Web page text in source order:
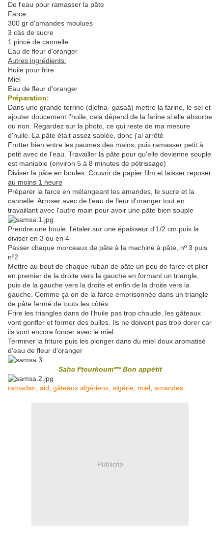
De l'eau pour ramasser la pâte
Farce:
300 gr d'amandes moulues
3 càs de sucre
1 pincé de cannelle
Eau de fleur d'oranger
Autres ingrédients:
Huile pour frire
Miel
Eau de fleur d'oranger
Préparation:
Dans une grande terrine (djefna- gasaâ) mettre la farine, le sel et
ajouter doucement l'huile, cela dépend de la farine si elle absorbe
ou non. Regardez sur la photo, ce qui reste de ma mesure
d'huile. La pâte était assez sablée, donc j'ai arrêté
Frotter bien entre les paumes des mains, puis ramasser petit à
petit avec de l'eau. Travailler la pâte pour qu'elle devienne souple
est maniable (environ 5 à 8 minutes de pétrissage)
Diviser la pâte en boules. Couvrir de papier film et laisser reposer
au moins 1 heure
Préparer la farce en mélangeant les amandes, le sucre et la
cannelle. Arroser avec de l'eau de fleur d'oranger tout en
travaillant avec l'autre main pour avoir une pâte bien souple
Prendre une boule, l'étaler sur une épaisseur d'1/2 cm puis la
diviser en 3 ou en 4
Passer chaque morceaux de pâte à la machine à pâte, nº 3 puis
nº2
Mettre au bout de chaque ruban de pâte un peu de farce et plier
en premier de la droite vers la gauche en formant un triangle,
puis de la gauche vers la droite et enfin de la droite vers la
gauche. Comme ça on de la farce emprisonnée dans un triangle
de pâte fermé de touts les côtés
Frire les triangles dans de l'huile pas trop chaude, les gâteaux
vont gonfler et former des bulles. Ils ne doivent pas trop dorer car
ils vont encore foncer avec le miel
Terminer la friture puis les plonger dans du miel doux aromatisé
d'eau de fleur d'oranger
Saha f'tourkoum*** Bon appétit
ramadan aid gâteaux algériens algérie miel amandes
Publicité